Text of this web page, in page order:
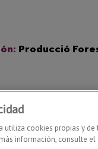
Forestal y Agrícola
utiliza cookies propias y
información, consulte